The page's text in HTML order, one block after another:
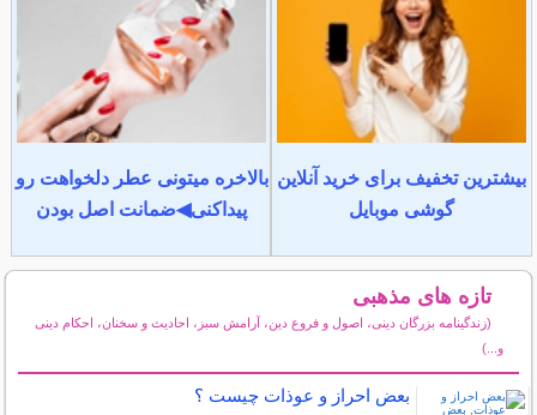
بیشترین تخفیف برای خرید آنلاین
گوشی موبایل
بالاخره میتونی عطر دلخواهت رو
پیداکنی◀ضمانت اصل بودن
تازه های مذهبی
(زندگینامه بزرگان دینی، اصول و فروع دین، آرامش سبز، احادیث و سخنان، احکام دینی
و...)
بعض احراز و عوذات چیست ؟